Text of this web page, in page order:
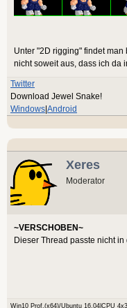
Unter "2D rigging" findet man
nicht soweit aus, dass ich da
Twitter
Download Jewel Snake!
Windows Android
Xeres
Moderator
~VERSCHOBEN~
Dieser Thread passte nicht
Win10 Prof.(x64)/Ubuntu 16.04|CPU